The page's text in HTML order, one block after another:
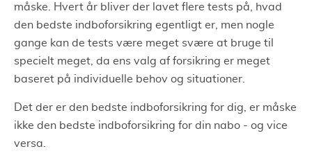
måske. Hvert år bliver der lavet flere tests på, hvad
den bedste indboforsikring egentligt er, men nogle
gange kan de tests være meget svære at bruge til
specielt meget, da ens valg af forsikring er meget
baseret på individuelle behov og situationer.
Det der er den bedste indboforsikring for dig, er måske
ikke den bedste indboforsikring for din nabo - og vice
versa.